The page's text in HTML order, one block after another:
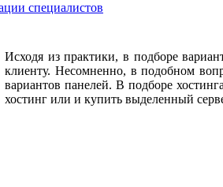
специалистов
Исходя из практики, в подборе
клиенту. Несомненно, в подобном
вариантов панелей. В подборе
хостинг или и купить выделенный